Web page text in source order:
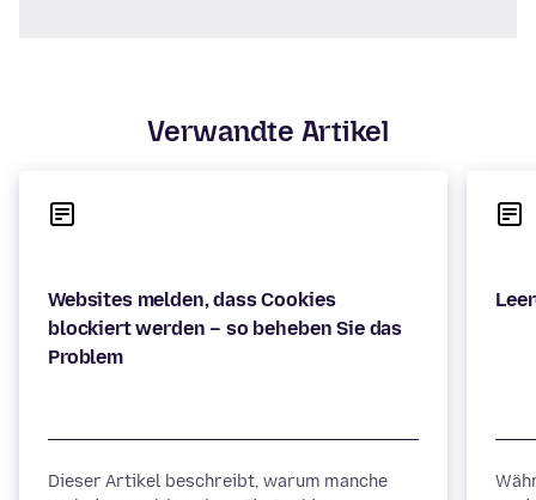
Verwandte Artikel
Websites melden, dass Cookies
blockiert werden – so beheben Sie das
Problem
Dieser Artikel beschreibt, warum manche